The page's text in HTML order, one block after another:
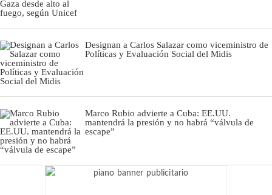
Designan a Carlos Salazar como viceministro de
Políticas y Evaluación Social del Midis
Marco Rubio advierte a Cuba: EE.UU.
mantendrá la presión y no habrá “válvula de
escape”